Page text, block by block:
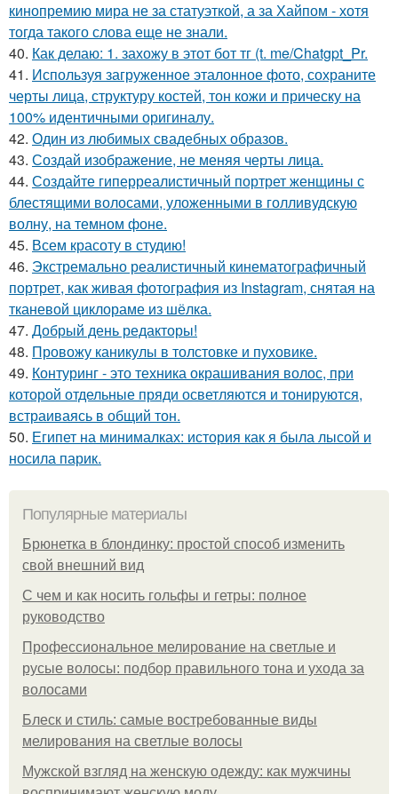
кинопремию мира не за статуэткой, а за Хайпом - хотя
тогда такого слова еще не знали.
40. Как делаю: 1. захожу в этот бот тг (t. me/Chatgpt_Pr.
41. Используя загруженное эталонное фото, сохраните
черты лица, структуру костей, тон кожи и прическу на
100% идентичными оригиналу.
42. Один из любимых свадебных образов.
43. Создай изображение, не меняя черты лица.
44. Создайте гиперреалистичный портрет женщины с
блестящими волосами, уложенными в голливудскую
волну, на темном фоне.
45. Всем красоту в студию!
46. Экстремально реалистичный кинематографичный
портрет, как живая фотография из Instagram, снятая на
тканевой циклораме из шёлка.
47. Добрый день редакторы!
48. Провожу каникулы в толстовке и пуховике.
49. Контуринг - это техника окрашивания волос, при
которой отдельные пряди осветляются и тонируются,
встраиваясь в общий тон.
50. Египет на минималках: история как я была лысой и
носила парик.
Популярные материалы
Брюнетка в блондинку: простой способ изменить
свой внешний вид
С чем и как носить гольфы и гетры: полное
руководство
Профессиональное мелирование на светлые и
русые волосы: подбор правильного тона и ухода за
волосами
Блеск и стиль: самые востребованные виды
мелирования на светлые волосы
Мужской взгляд на женскую одежду: как мужчины